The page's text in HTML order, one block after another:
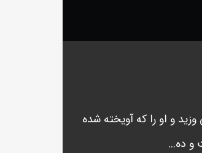
و او را که آویخته شده
و ده...